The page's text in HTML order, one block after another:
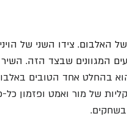
האלבום. צידו השני של
המגוונים שבצד הזה.
בהחלט אחד הטובים
של מור ואמט ופזמון
בשחקים.